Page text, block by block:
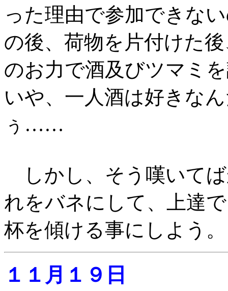
った理由で参加できな
の後、荷物を片付けた
のお力で酒及びツマミ
いや、一人酒は好きな
ぅ……
しかし、そう嘆いて
れをバネにして、上達
杯を傾ける事にしよう。
１１月１９日